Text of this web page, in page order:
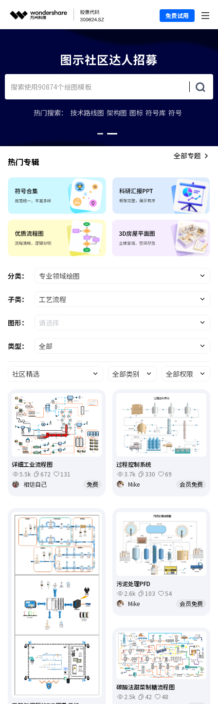
免费试用
图示社区达人招募
热门搜索： 技术路线图 架构图 图标 符号库 符号
热门专辑
全部专题
分类： 专业领域绘图
子类： 工艺流程
图形： 请选择
类型： 全部
社区精选 全部类别 全部权限
详细工业流程图
5.5k
672
131
相信自己
免费
过程控制系统
3.7k
330
69
Mike
会员免费
污泥处理PFD
2.6k
103
54
Mike
会员免费
碳酸法甜菜制糖流程图
2.5k
42
48